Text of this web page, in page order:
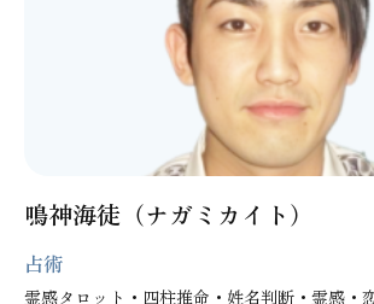
鳴神海徒（ナガミカイト）
占術
霊感タロット・四柱推命・姓名判断・霊感・